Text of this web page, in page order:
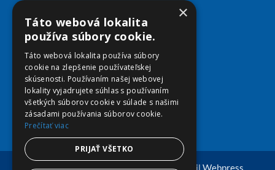
© Copyright 2026 viplekaren.sk | Vytvoril Webpress
×
Táto webová lokalita
používa súbory cookie.
Táto webová lokalita používa súbory
cookie na zlepšenie používateľskej
skúsenosti. Používaním našej webovej
lokality vyjadrujete súhlas s používaním
všetkých súborov cookie v súlade s našimi
zásadami používania súborov cookie.
Prečítať viac
PRIJAŤ VŠETKO